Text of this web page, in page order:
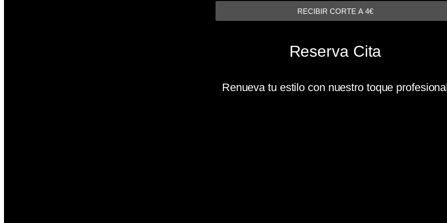
RECIBIR CORTE A 4€
Reserva Cita
Renueva tu estilo con nuestro toque